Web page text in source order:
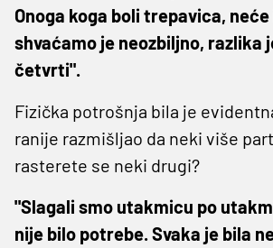
Onoga koga boli trepavica,
shvaćamo je neozbiljno, razlika
četvrti".
Fizička potrošnja bila je
ranije razmišljao da neki više
rasterete se neki drugi?
"Slagali smo utakmicu po
nije bilo potrebe. Svaka je bila